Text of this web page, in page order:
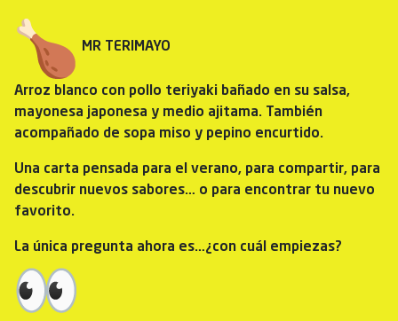
MR TERIMAYO
Arroz blanco con pollo teriyaki bañado en su salsa,
mayonesa japonesa y medio ajitama. También
acompañado de sopa miso y pepino encurtido.
Una carta pensada para el verano, para compartir, para
descubrir nuevos sabores… o para encontrar tu nuevo
favorito.
La única pregunta ahora es…¿con cuál empiezas?